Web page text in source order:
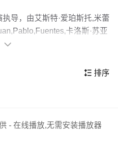
导，由艾斯特·爱珀斯托,米蕾
卡洛斯·苏亚
斯,Diego,Niski,罗希欧·穆诺兹-
都期待不已。
party of her friend Idoia, a
What he asks of her will
当期同类题材影片中具有一
架构上也都有不错的亮点，
合喜欢剧情类电影的观众观

 排序
- 在线播放,无需安装播放器